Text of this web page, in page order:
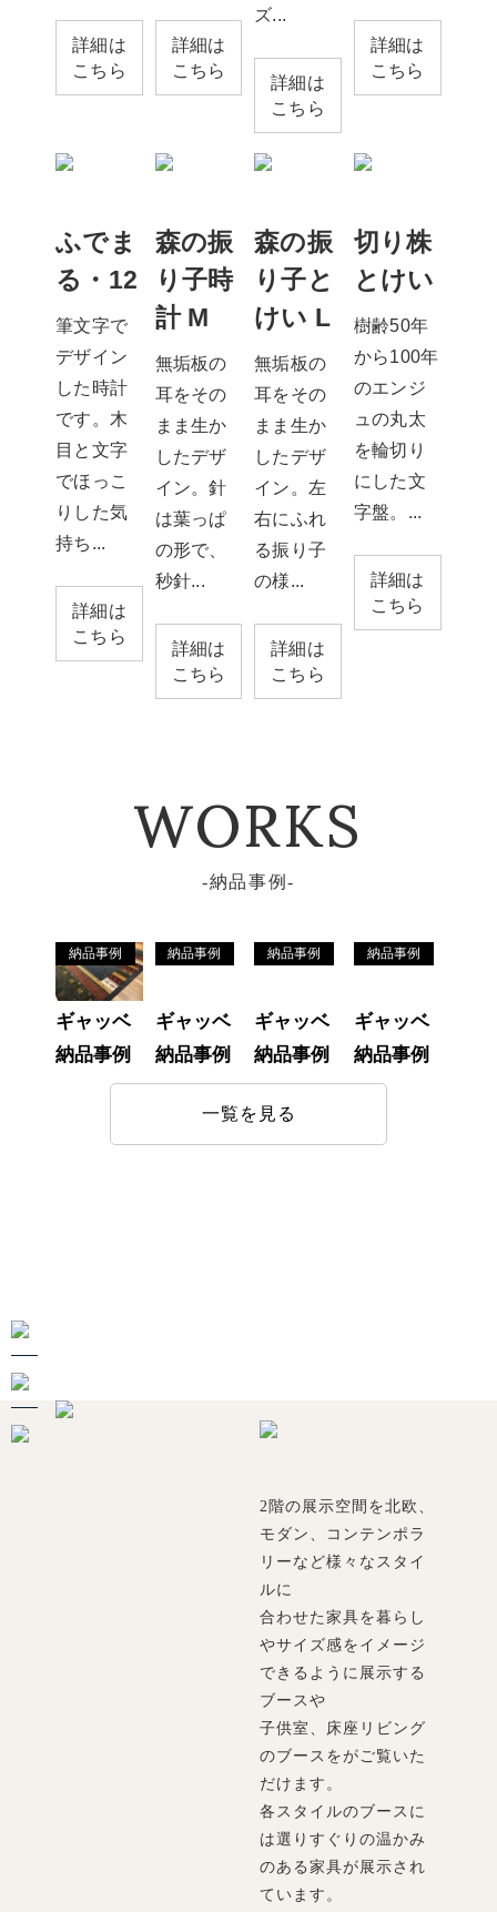
詳細は
こちら
詳細は
こちら
ズ...
詳細は
こちら
詳細は
こちら
ふでま
る・12
筆文字で
デザイン
した時計
です。木
目と文字
でほっこ
りした気
持ち...
詳細は
こちら
森の振
り子時
計 M
無垢板の
耳をその
まま生か
したデザ
イン。針
は葉っぱ
の形で、
秒針...
詳細は
こちら
森の振
り子と
けい L
無垢板の
耳をその
まま生か
したデザ
イン。左
右にふれ
る振り子
の様...
詳細は
こちら
切り株
とけい
樹齢50年
から100年
のエンジ
ュの丸太
を輪切り
にした文
字盤。...
詳細は
こちら
WORKS
納品事例
納品事例
ギャッベ
納品事例
納品事例
ギャッベ
納品事例
納品事例
ギャッベ
納品事例
納品事例
ギャッベ
納品事例
一覧を見る
2階の展示空間を北欧、
モダン、コンテンポラ
リーなど様々なスタイ
ルに
合わせた家具を暮らし
やサイズ感をイメージ
できるように展示する
ブースや
子供室、床座リビング
のブースをがご覧いた
だけます。
各スタイルのブースに
は選りすぐりの温かみ
のある家具が展示され
ています。